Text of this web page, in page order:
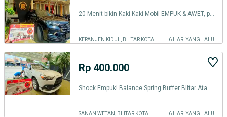
KEPANJEN KIDUL, BLITAR KOTA 6 HARI YANG LALU
Rp 400.000
SANAN WETAN, BLITAR KOTA 6 HARI YANG LALU